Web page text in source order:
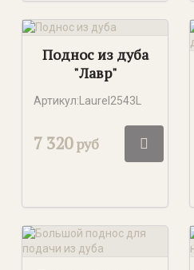
Поднос из дуба
"Лавр"
Артикул:Laurel2543L
7 320руб